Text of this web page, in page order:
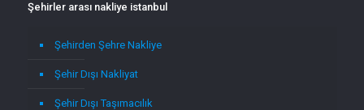
Şehirler arası nakliye istanbul
Şehirden Şehre Nakliye
Şehir Dışı Nakliyat
Şehir Dışı Taşımacılık